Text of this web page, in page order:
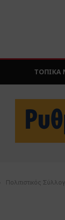
ΤΟΠΙΚΑ
» Πολιτιστικός